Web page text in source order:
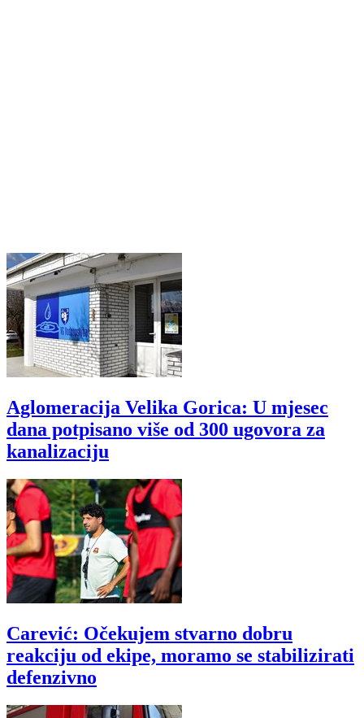
Aglomeracija Velika Gorica: U mjesec
dana potpisano više od 300 ugovora za
kanalizaciju
Carević: Očekujem stvarno dobru
reakciju od ekipe, moramo se stabilizirati
defenzivno